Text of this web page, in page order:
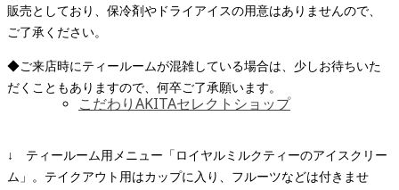
こだわりAKITAセレクトショップ
販売としており、保冷剤やドライアイスの用意はありませんので、
ご了承ください。
◆ご来店時にティールームが混雑している場合は、少しお待ちいた
だくこともありますので、何卒ご了承願います。
↓ ティールーム用メニュー「ロイヤルミルクティーのアイスクリー
ム」。テイクアウト用はカップに入り、フルーツなどは付きませ